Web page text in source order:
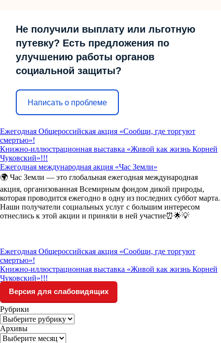
Не получили выплату или льготную
путевку? Есть предложения по
улучшению работы органов
социальной защиты?
Написать о проблеме
Ежегодная Общероссийская акция «Сообщи, где торгуют
смертью»!
Книжно-иллюстрационная выставка «Живой как жизнь Корней
Чуковский»!!!
Ежегодная международная акция «Час Земли»
🌍 Час Земли — это глобальная ежегодная международная
акция, организованная Всемирным фондом дикой природы,
которая проводится ежегодно в одну из последних суббот марта.
Наши получатели социальных услуг с большим интересом
отнеслись к этой акции и приняли в ней участие⏰🌟💡
Ежегодная Общероссийская акция «Сообщи, где торгуют
смертью»!
Книжно-иллюстрационная выставка «Живой как жизнь Корней
Чуковский»!!!
Версия для слабовидящих
Рубрики
Рубрики
Архивы
Архивы